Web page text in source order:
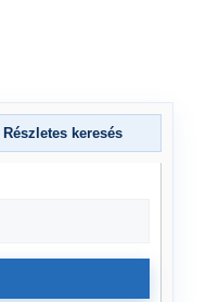
Részletes keresés